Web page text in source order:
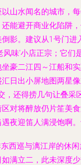
山水闻名的城市，
能避开商业化陷阱
影。建议从1号门
风味'小店正宗；它们
豪二江四～江船和
日出小屏地图两星
，还得捞几句让叠采
区对将醉放仍片笙美
夜迎笛人满浸饱啊
西巡与漓江岸的休
如满立二，此未深度